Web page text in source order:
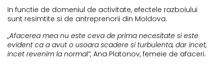
In functie de domeniul de activitate, efectele razboiului
sunt resimtite si de antreprenorii din Moldova.
„Afacerea mea nu este ceva de prima necesitate si este
evident ca a avut o usoara scadere si turbulenta, dar incet,
incet revenim la normal”, Ana Platonov, femeie de afaceri.